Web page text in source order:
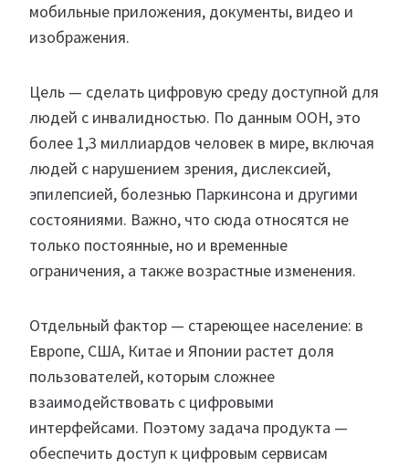
мобильные приложения, документы, видео и
изображения.
Цель — сделать цифровую среду доступной для
людей с инвалидностью. По данным ООН, это
более 1,3 миллиардов человек в мире, включая
людей с нарушением зрения, дислексией,
эпилепсией, болезнью Паркинсона и другими
состояниями. Важно, что сюда относятся не
только постоянные, но и временные
ограничения, а также возрастные изменения.
Отдельный фактор — стареющее население: в
Европе, США, Китае и Японии растет доля
пользователей, которым сложнее
взаимодействовать с цифровыми
интерфейсами. Поэтому задача продукта —
обеспечить доступ к цифровым сервисам